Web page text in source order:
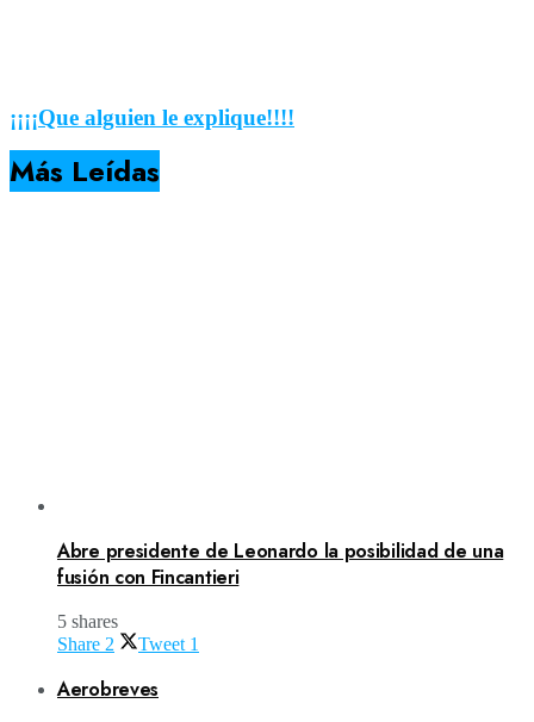
¡¡¡¡Que alguien le explique!!!!
Más Leídas
Abre presidente de Leonardo la posibilidad de una
fusión con Fincantieri
5 shares
Share 2 Tweet 1
Aerobreves